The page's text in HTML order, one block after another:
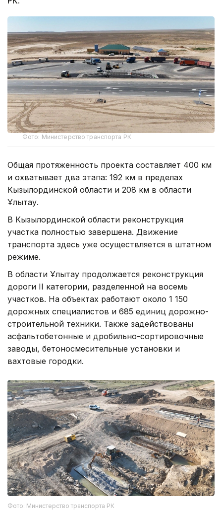
Фото: Министерство транспорта РК
Общая протяженность проекта составляет 400 км
и охватывает два этапа: 192 км в пределах
Кызылординской области и 208 км в области
Ұлытау.
В Кызылординской области реконструкция
участка полностью завершена. Движение
транспорта здесь уже осуществляется в штатном
режиме.
В области Ұлытау продолжается реконструкция
дороги II категории, разделенной на восемь
участков. На объектах работают около 1 150
дорожных специалистов и 685 единиц дорожно-
строительной техники. Также задействованы
асфальтобетонные и дробильно-сортировочные
заводы, бетоносмесительные установки и
вахтовые городки.
Фото: Министерство транспорта РК